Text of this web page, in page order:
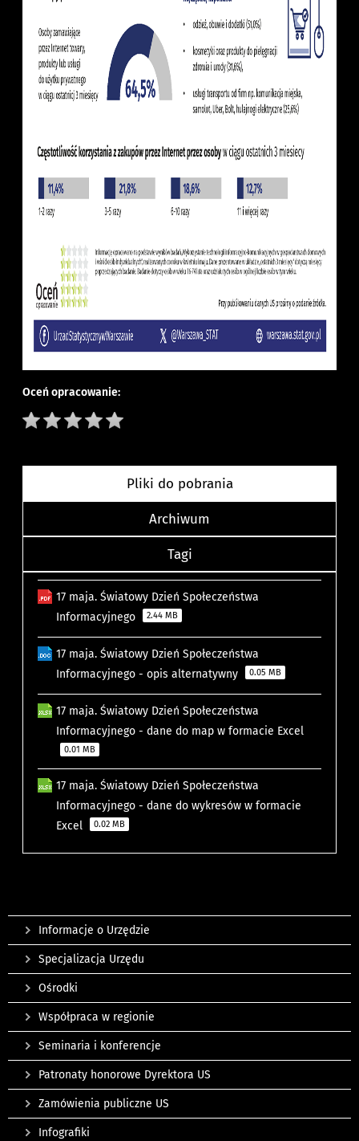
Oceń opracowanie:
Pliki do pobrania
Archiwum
Tagi
17 maja. Światowy Dzień Społeczeństwa
Informacyjnego
2.44 MB
17 maja. Światowy Dzień Społeczeństwa
Informacyjnego - opis alternatywny
0.05 MB
17 maja. Światowy Dzień Społeczeństwa
Informacyjnego - dane do map w formacie Excel
0.01 MB
17 maja. Światowy Dzień Społeczeństwa
Informacyjnego - dane do wykresów w formacie
Excel
0.02 MB
Informacje o Urzędzie
Specjalizacja Urzędu
Ośrodki
Współpraca w regionie
Seminaria i konferencje
Patronaty honorowe Dyrektora US
Zamówienia publiczne US
Infografiki